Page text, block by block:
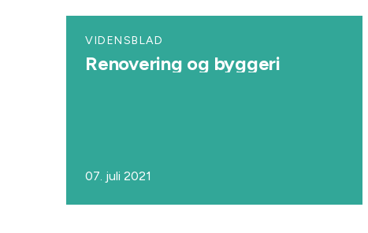
VIDENSBLAD
Renovering og byggeri
07. juli 2021